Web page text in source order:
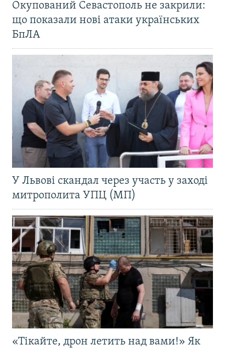
Окупований Севастополь не закрили:
що показали нові атаки українських
БпЛА
У Львові скандал через участь у заході
митрополита УПЦ (МП)
«Тікайте, дрон летить над вами!» Як